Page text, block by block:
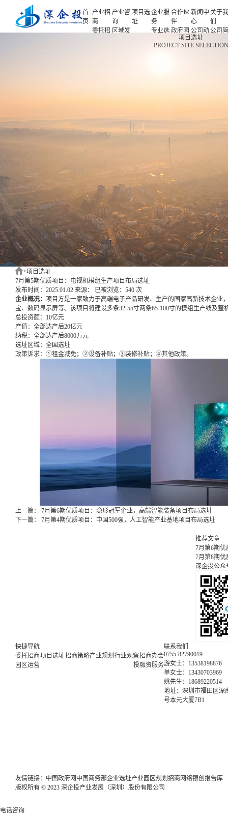
首
页
产业招
商
委托招
产业咨
询
区域发
专题研
究
项目选
址
企业服
务
专业选
项目申
合作伙
伴
政府园
企业客
新闻中
心
公司动
态
产业观
关于
们
公司
人力
新闻中心
项目选址
PROJECT SITE SELECTION
>项目选址
7月第5期优质项目：电视机模组生产项目布局选址
发布时间：2025.01.02 来源：
已被浏览：540 次
企业概况： 项目方是一家致力于高端电子产品研发、生产的国家高新技术企业
宝、数码显示屏等。该项目将建设多条32-55寸两条65-100寸的模组生产线及整
总投资额： 10亿元
产值： 全部达产后20亿元
纳税： 全部达产后8000万元
选址区域： 全国选址
政策诉求： ①租金减免；②设备补贴；③装修补贴；④其他政策。
上一篇： 7月第6期优质项目：隐形冠军企业，高端智能装备项目布局选址
下一篇： 7月第4期优质项目：中国500强，人工智能产业基地项目布局选址
推荐文章
7月第6期
7月第8期
深企投公众
快捷导航
委托招商项目选址招商策略产业规划 行业观察招商办会
园区运营
投融资服务
联系我们
0755-82790019
游女士：13538198876
单女士：13430703969
姚先生：18689220514
地址：深圳市福田区深
号本元大厦7B1
友情链接： 中国政府网 中国商务部企业选址产业园区规划 招商网络银创报告库
版权所有 © 2023 深企投产业发展（深圳）股份有限公司
电话咨询